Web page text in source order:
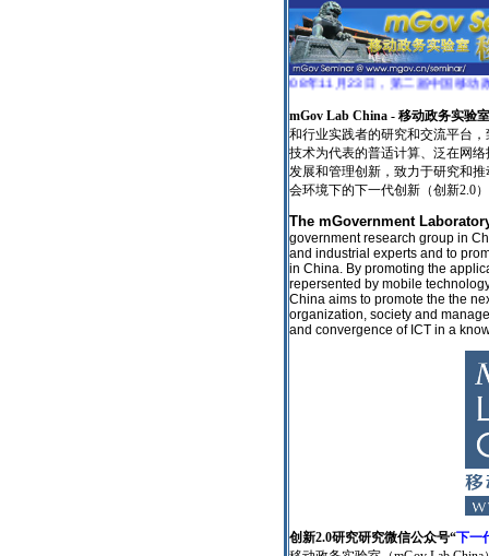
2008年11月23日，第二届中国移动政务研讨会“知
mGov Lab China - 移动政务实验室
和行业实践者的研究和交流平台
技术为代表的普适计算、泛在网
发展和管理创新，致力于研究和
会环境下的下一代创新（创新2.0
The mGovernment
government research group in
and industrial experts and to
in China. By promoting the
repersented by mobile
China aims to promote the the
organization, society and
and convergence of ICT in a
创新2.0研究研究微信公众号“下一